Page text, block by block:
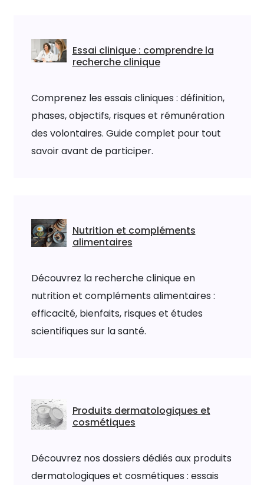
Essai clinique : comprendre la
recherche clinique
Comprenez les essais cliniques : définition,
phases, objectifs, risques et rémunération
des volontaires. Guide complet pour tout
savoir avant de participer.
Nutrition et compléments
alimentaires
Découvrez la recherche clinique en
nutrition et compléments alimentaires :
efficacité, bienfaits, risques et études
scientifiques sur la santé.
Produits dermatologiques et
cosmétiques
Découvrez nos dossiers dédiés aux produits
dermatologiques et cosmétiques : essais